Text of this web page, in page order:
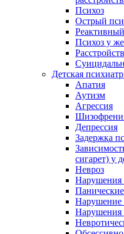
Психоз
Острый
Психоз у
Детская
Апатия
Аутизм
Агрессия
Депрессия
Задержка
сигарет) у
Невроз
Нарушения
Нарушение
Нарушения